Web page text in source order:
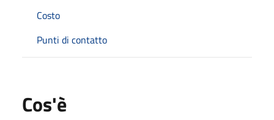
Costo
Punti di contatto
Cos'è